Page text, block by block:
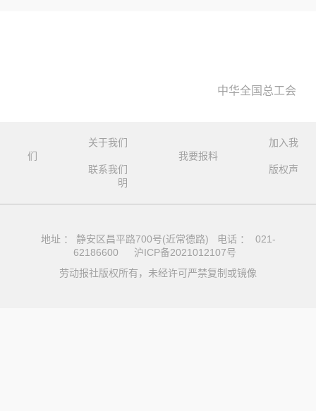
中华全国总工会
关于我们
加入我
们
我要报料
联系我们
版权声
明
地址 ： 静安区昌平路700号(近常德路) 电话 ： 021-
62186600
沪ICP备2021012107号
劳动报社版权所有，未经许可严禁复制或镜像